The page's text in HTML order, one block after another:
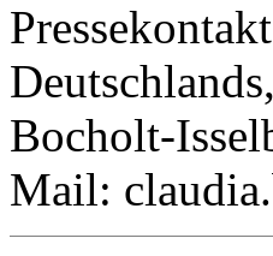
Bocholt-
Mail: